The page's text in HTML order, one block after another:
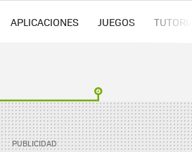
APLICACIONES JUEGOS